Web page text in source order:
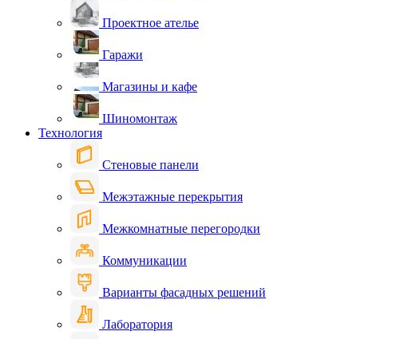
Проектное ателье
Гаражи
Магазины и кафе
Шиномонтаж
Технология
Стеновые панели
Межэтажные перекрытия
Межкомнатные перегородки
Коммуникации
Варианты фасадных решений
Лаборатория